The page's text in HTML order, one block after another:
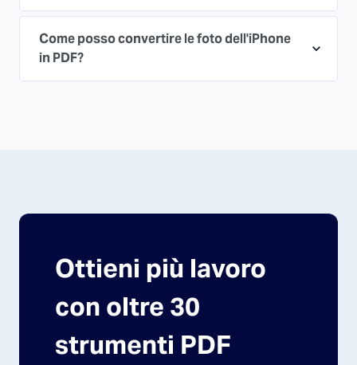
Come posso convertire le foto dell'iPhone
in PDF?
Ottieni più lavoro
con oltre 30
strumenti PDF